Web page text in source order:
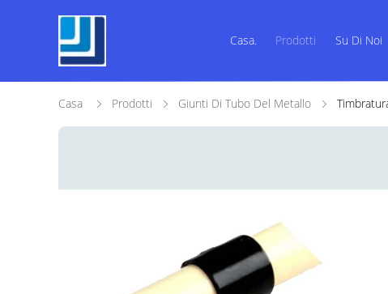
Casa. Prodotti Su Di Noi
Casa Prodotti Giunti Di Tubo Del Metallo